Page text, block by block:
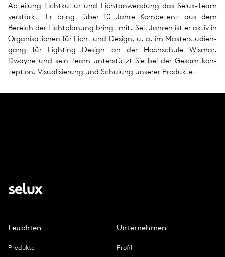
Abtei­lung Licht­kul­tur und Licht­an­wen­dung das Selux-Team
ver­stärkt. Er bringt über 10 Jahre Kom­pe­tenz aus dem
Bereich der Licht­pla­nung bringt mit. Seit Jahren ist er aktiv in
Orga­ni­sa­tio­nen für Licht und Design, u. a. im Mas­ter­stu­di­en­
gang für Light­ing Design an der Hoch­schule Wismar.
Dwayne und sein Team unter­stützt Sie bei der Gesamt­kon­
zep­tion, Visua­li­sie­rung und Schu­lung unse­rer Pro­dukte.
Leuchten
Produkte
Unternehmen
Profil